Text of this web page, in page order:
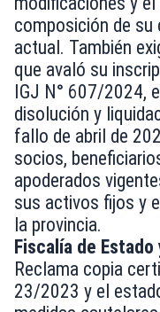
composición de
actual. También
que avaló su
IGJ N° 607/2024,
disolución y
fallo de abril de
socios,
apoderados
sus activos fijos y
la provincia.
Fiscalía de
Reclama copia
23/2023 y el